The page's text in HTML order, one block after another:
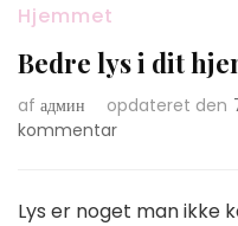
Hjemmet
Bedre lys i dit
af админ opdateret den
kommentaron
i
Lys er noget man ikke